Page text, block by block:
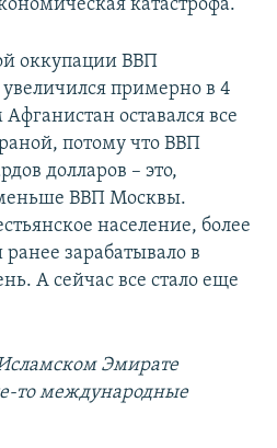
катастрофа.
оккупации ВВП
примерно в 4
оставался все
потому что ВВП
долларов – это,
ВВП Москвы.
население, более
зарабатывало в
А сейчас все стало еще
Эмирате
то международные